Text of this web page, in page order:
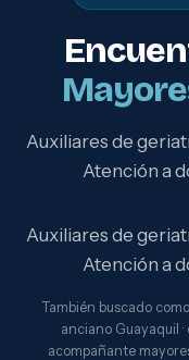
Auxiliares de
Atención a
Auxiliares de
Atención a
También buscado
anciano Guayaquil
acompañante